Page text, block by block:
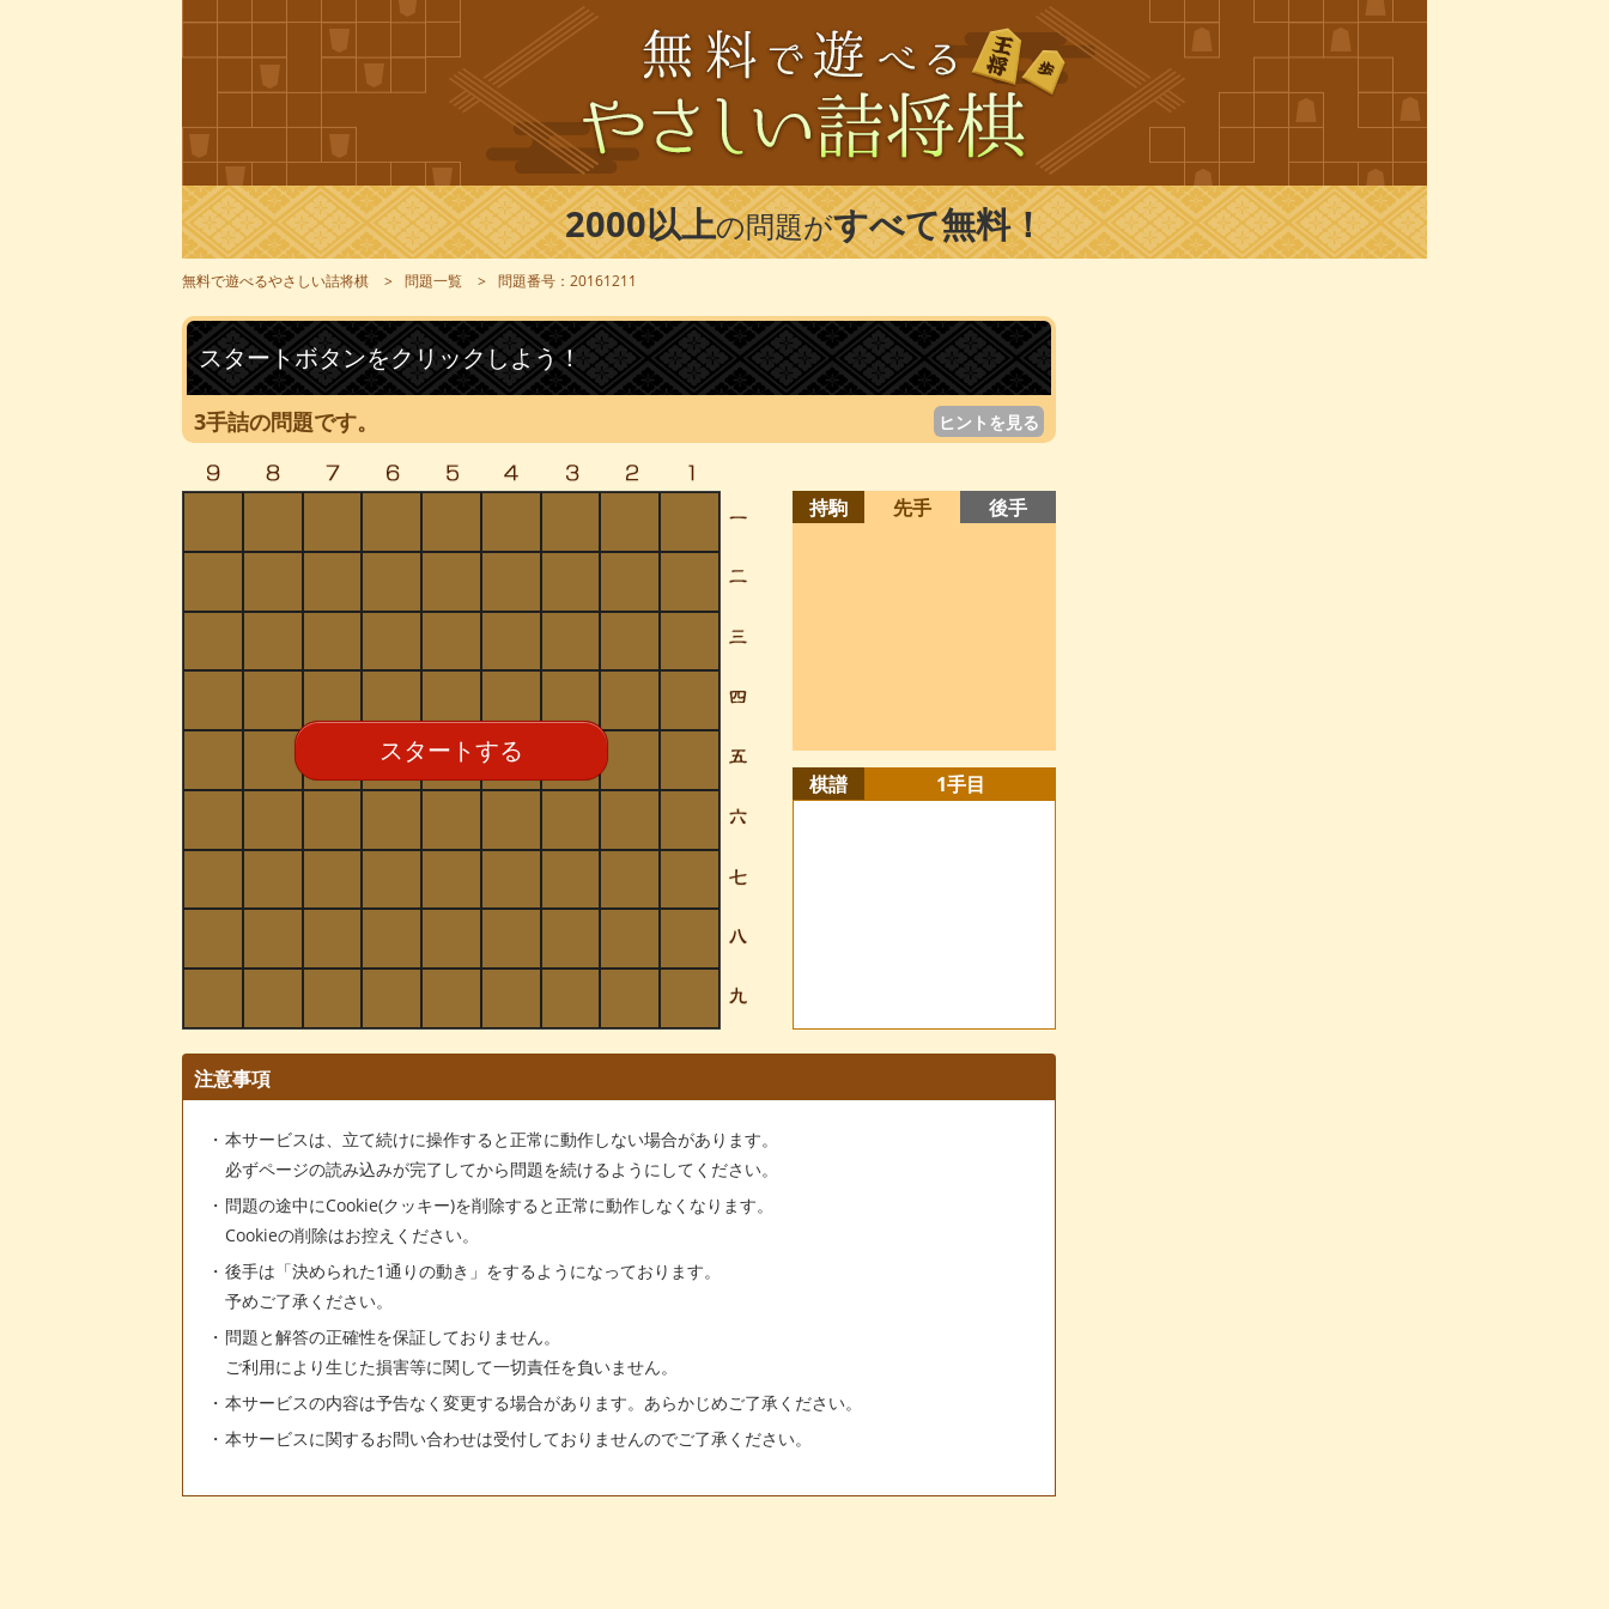
2000以上の問題がすべて無料！
無料で遊べるやさしい詰将棋 問題一覧 問題番号：20161211
スタートボタンをクリックしよう！
3手詰の問題です。 ヒントを見る
スタートする
持駒 先手 後手
棋譜 1手目
注意事項
本サービスは、立て続けに操作すると正常に動作しない場合があります。
必ずページの読み込みが完了してから問題を続けるようにしてください。
問題の途中にCookie(クッキー)を削除すると正常に動作しなくなります。
Cookieの削除はお控えください。
後手は「決められた1通りの動き」をするようになっております。
予めご了承ください。
問題と解答の正確性を保証しておりません。
ご利用により生じた損害等に関して一切責任を負いません。
本サービスの内容は予告なく変更する場合があります。あらかじめご了承ください。
本サービスに関するお問い合わせは受付しておりませんのでご了承ください。